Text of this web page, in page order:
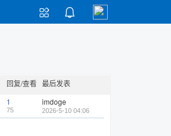


回复/查看 最后发表
1
75
imdoge
2026-5-10 04:06